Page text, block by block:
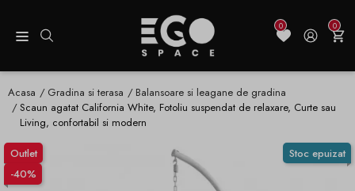
0 0
Acasa Gradina si terasa
Balansoare si leagane de gradina
Scaun agatat California White, Fotoliu suspendat de relaxare, Curte sau
Living, confortabil si modern
Stoc epuizat
Outlet
-40%